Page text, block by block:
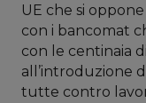
UE che si
con i bancomat
con le centinaia
all’introduzione
tutte contro